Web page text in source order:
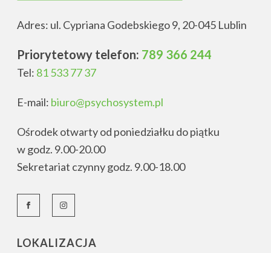
Adres: ul. Cypriana Godebskiego 9, 20-045 Lublin
Priorytetowy telefon: 789 366 244
Tel: 81 533 77 37
E-mail: biuro@psychosystem.pl
Ośrodek otwarty od poniedziałku do piątku
w godz. 9.00-20.00
Sekretariat czynny godz. 9.00-18.00
LOKALIZACJA